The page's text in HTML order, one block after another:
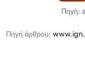
Πηγή:
Πηγή άρθρου: